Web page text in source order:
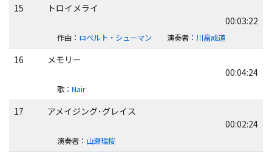
15
トロイメライ
00:03:22
作曲： ロベルト・シューマン 演奏者： 川畠成道
16
メモリー
00:04:24
歌： Nair
17
アメイジング･グレイス
00:02:24
演奏者： 山瀬理桜